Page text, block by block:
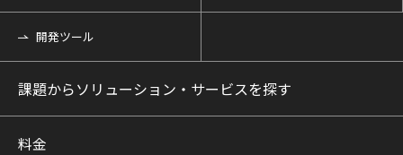
開発ツール
課題からソリューション・サービスを探す
料金